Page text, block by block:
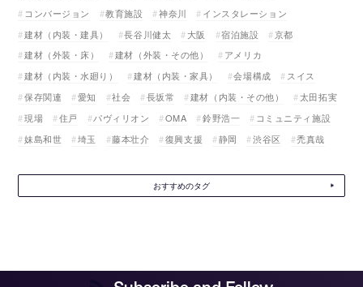
コンバージョン
教育施設 神奈川
インスタレーション
建材（内装・建具）
長谷川健太 大阪 宿泊施設
京都
建材（外装・床）
建材（外装・その他）
アメリカ
建材（内装・水廻り）
建材（内装・家具） 会場構成
スイス
保存関連
愛知 社会 長坂常 建材（内装・その他）
太田拓実
現場
住戸 パヴィリオン OMA 鈴野浩一
コミュニティ施設
妹島和世
埼玉 藤本壮介 復興支援 静岡 渋谷区 禿真哉
おすすめのタグ